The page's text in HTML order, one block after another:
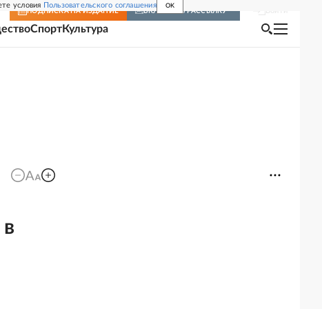
условия Пользовательского соглашения OK
ПОДПИСКА НА ИЗДАНИЕ ВКЛЮЧИТЬ РАССЫЛКУ
СпортКультура